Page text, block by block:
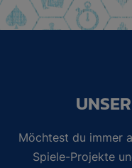
Möchtest du immer
Spiele-Projekte